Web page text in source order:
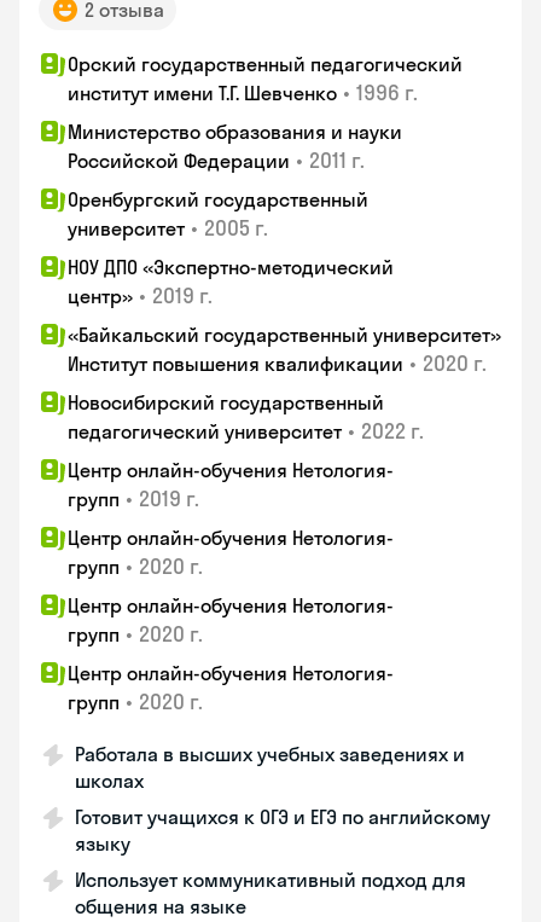
2 отзыва
Орский государственный педагогический
институт имени Т.Г. Шевченко • 1996 г.
Министерство образования и науки
Российской Федерации • 2011 г.
Оренбургский государственный
университет • 2005 г.
НОУ ДПО «Экспертно-методический
центр» • 2019 г.
«Байкальский государственный университет»
Институт повышения квалификации • 2020 г.
Новосибирский государственный
педагогический университет • 2022 г.
Центр онлайн-обучения Нетология-
групп • 2019 г.
Центр онлайн-обучения Нетология-
групп • 2020 г.
Центр онлайн-обучения Нетология-
групп • 2020 г.
Центр онлайн-обучения Нетология-
групп • 2020 г.
Работала в высших учебных заведениях и
школах
Готовит учащихся к ОГЭ и ЕГЭ по английскому
языку
Использует коммуникативный подход для
общения на языке